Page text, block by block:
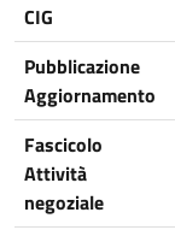
CIG
Pubblicazione
Aggiornamento
Fascicolo
Attività
negoziale